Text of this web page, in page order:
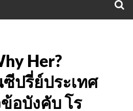
Her?
ปรี่ย์ประเทศ
อบังคับ โร